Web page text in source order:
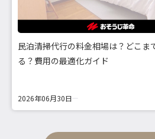
民泊清掃代行の料金相場は？どこま
る？費用の最適化ガイド
2026年06月30日